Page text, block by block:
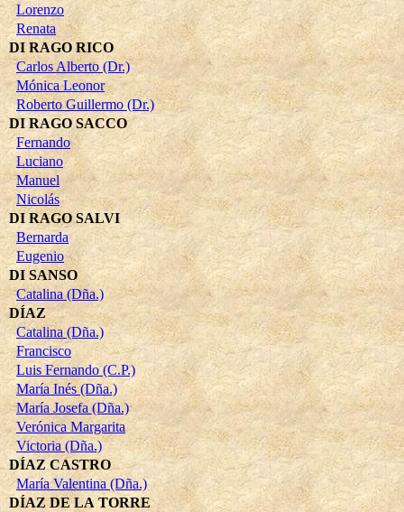
Lorenzo
Renata
DI RAGO RICO
Carlos Alberto (Dr.)
Mónica Leonor
Roberto Guillermo (Dr.)
DI RAGO SACCO
Fernando
Luciano
Manuel
Nicolás
DI RAGO SALVI
Bernarda
Eugenio
DI SANSO
Catalina (Dña.)
DÍAZ
Catalina (Dña.)
Francisco
Luis Fernando (C.P.)
María Inés (Dña.)
María Josefa (Dña.)
Verónica Margarita
Victoria (Dña.)
DÍAZ CASTRO
María Valentina (Dña.)
DÍAZ DE LA TORRE